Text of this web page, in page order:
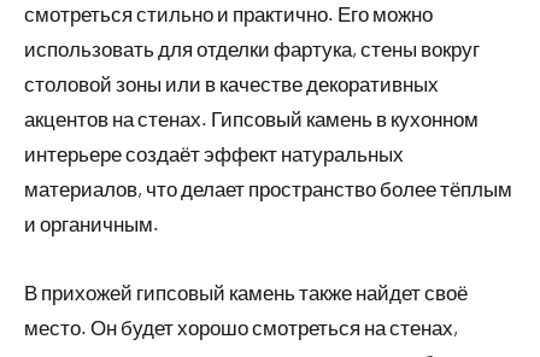
смотреться стильно и практично. Его можно
использовать для отделки фартука, стены вокруг
столовой зоны или в качестве декоративных
акцентов на стенах. Гипсовый камень в кухонном
интерьере создаёт эффект натуральных
материалов, что делает пространство более тёплым
и органичным.
В прихожей гипсовый камень также найдет своё
место. Он будет хорошо смотреться на стенах,